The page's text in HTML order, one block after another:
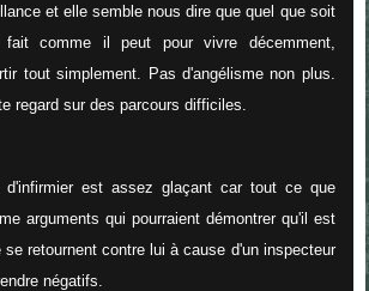
et elle semble nous dire que quel que soit
fait comme il peut pour vivre décemment,
tout simplement. Pas d'angélisme non plus.
regard sur des parcours difficiles.
d'infirmier est assez glaçant car tout ce que
arguments qui pourraient démontrer qu'il est
retournent contre lui à cause d'un inspecteur
négatifs.